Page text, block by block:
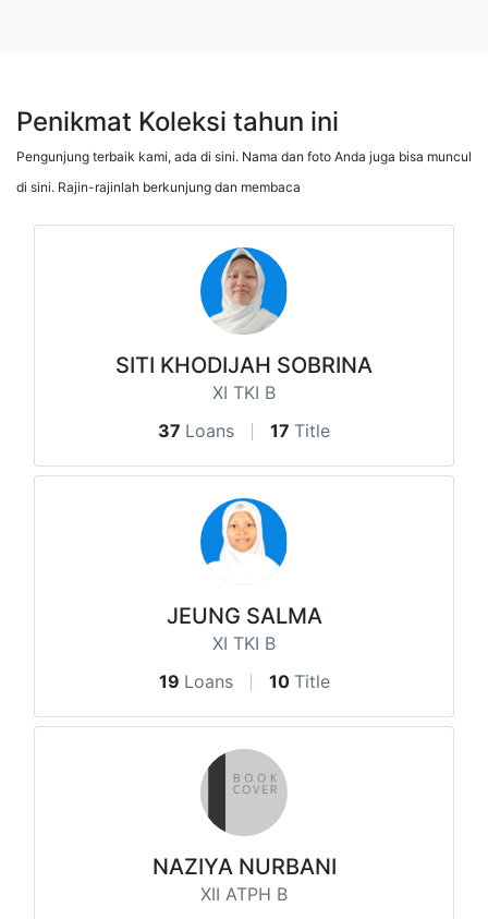
Penikmat Koleksi tahun ini
Pengunjung terbaik kami, ada di sini. Nama dan foto Anda juga bisa muncul
di sini. Rajin-rajinlah berkunjung dan membaca
SITI KHODIJAH SOBRINA
XI TKI B
37 Loans 17 Title
JEUNG SALMA
XI TKI B
19 Loans 10 Title
NAZIYA NURBANI
XII ATPH B